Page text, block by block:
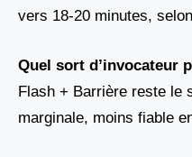
vers 18-20 minutes,
Quel sort d’invocateur
Flash + Barrière reste le
marginale, moins fiable